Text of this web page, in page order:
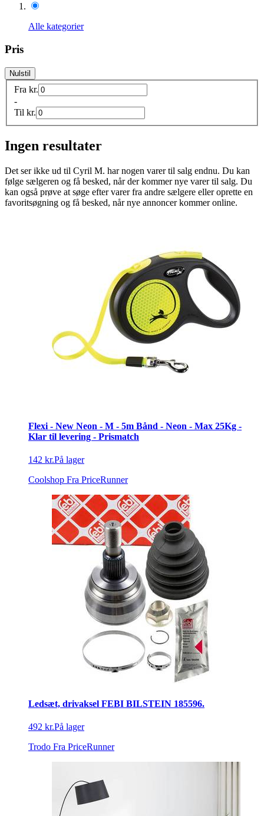
Alle kategorier
Pris
Nulstil
Fra kr.
-
Til kr.
Ingen resultater
Det ser ikke ud til Cyril M. har nogen varer til salg endnu. Du kan
følge sælgeren og få besked, når der kommer nye varer til salg. Du
kan også prøve at søge efter varer fra andre sælgere eller oprette en
favoritsøgning og få besked, når nye annoncer kommer online.
Flexi - New Neon - M - 5m Bånd - Neon - Max 25Kg -
Klar til levering - Prismatch
142 kr.På lager
Coolshop Fra PriceRunner
Ledsæt, drivaksel FEBI BILSTEIN 185596.
492 kr.På lager
Trodo Fra PriceRunner